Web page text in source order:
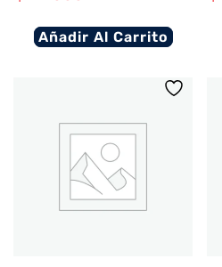
Añadir Al Carrito